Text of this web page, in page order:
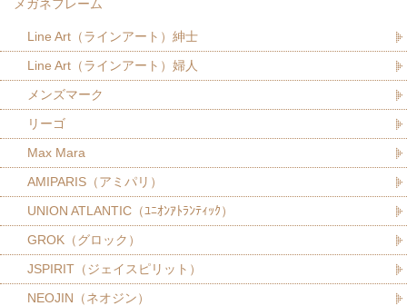
メガネフレーム
Line Art（ラインアート）紳士
Line Art（ラインアート）婦人
メンズマーク
リーゴ
Max Mara
AMIPARIS（アミパリ）
UNION ATLANTIC（ﾕﾆｵﾝｱﾄﾗﾝﾃｨｯｸ）
GROK（グロック）
JSPIRIT（ジェイスピリット）
NEOJIN（ネオジン）